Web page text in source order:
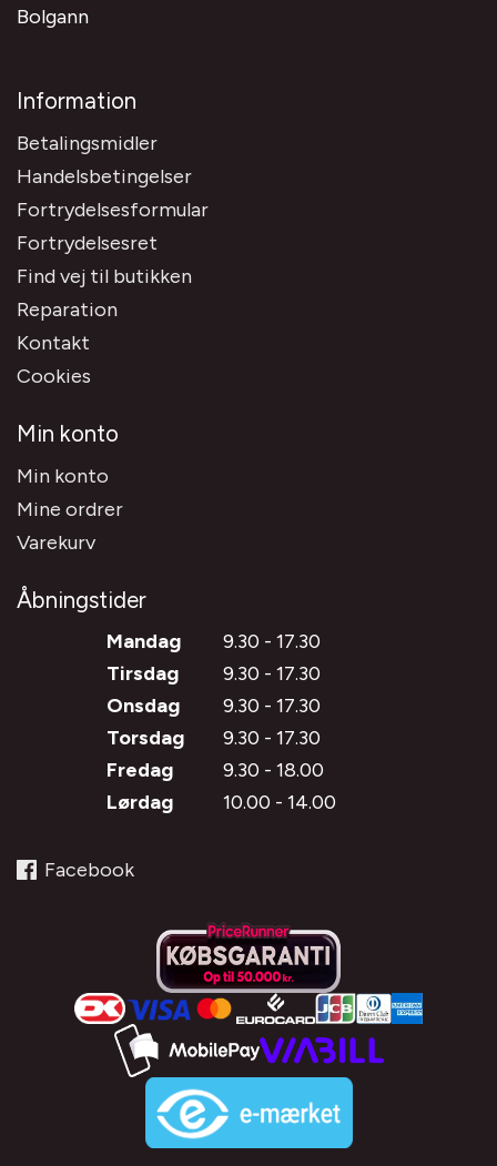
Bolgann
Information
Betalingsmidler
Handelsbetingelser
Fortrydelsesformular
Fortrydelsesret
Find vej til butikken
Reparation
Kontakt
Cookies
Min konto
Min konto
Mine ordrer
Varekurv
Åbningstider
Mandag
9.30 - 17.30
Tirsdag
9.30 - 17.30
Onsdag
9.30 - 17.30
Torsdag
9.30 - 17.30
Fredag
9.30 - 18.00
Lørdag
10.00 - 14.00
Facebook